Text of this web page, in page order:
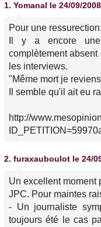
1. Yomanal le 24/09/
Pour une
Il y a encore une
complètement
les interviews.
"Même mort je
Il semble qu'il ait eu
http://
2. furaxauboulot le 24/
Un excellent moment
JPC. Pour maintes
- Un journaliste
toujours été le cas